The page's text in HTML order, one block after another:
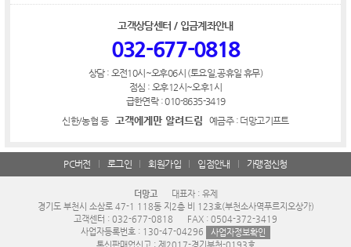
고객상담센터 / 입금계좌안내
032-677-0818
상담 : 오전10시~오후06시 (토요일,공휴일 휴무)
점심 : 오후12시~오후1시
급한연락 : 010-8635-3419
신한/농협 등 고객에게만 알려드림 예금주 : 더망고기프트
PC버전 로그인 회원가입 입점안내 가맹점신청
더망고
대표자 : 유제
경기도 부천시 소삼로 47-1 118동 지2층 비 123호(부천소사역푸르지오상가)
고객센터 : 032-677-0818
FAX : 0504-372-3419
사업자등록번호 : 130-47-04296
사업자정보확인